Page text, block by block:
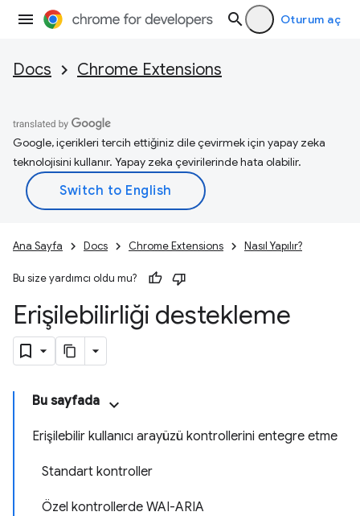
Oturum aç
Docs Chrome Extensions
Google, içerikleri tercih ettiğiniz dile çevirmek için yapay zeka
teknolojisini kullanır. Yapay zeka çevirilerinde hata olabilir.
Ana Sayfa Docs Chrome Extensions Nasıl Yapılır?
Bu size yardımcı oldu mu?
Erişilebilirliği destekleme
Bu sayfada
Erişilebilir kullanıcı arayüzü kontrollerini entegre etme
Standart kontroller
Özel kontrollerde WAI-ARIA